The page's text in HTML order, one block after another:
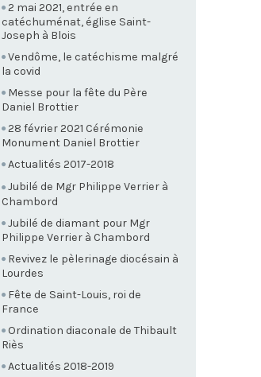
2 mai 2021, entrée en
catéchuménat, église Saint-
Joseph à Blois
Vendôme, le catéchisme malgré
la covid
Messe pour la fête du Père
Daniel Brottier
28 février 2021 Cérémonie
Monument Daniel Brottier
Actualités 2017-2018
Jubilé de Mgr Philippe Verrier à
Chambord
Jubilé de diamant pour Mgr
Philippe Verrier à Chambord
Revivez le pèlerinage diocésain à
Lourdes
Fête de Saint-Louis, roi de
France
Ordination diaconale de Thibault
Riès
Actualités 2018-2019